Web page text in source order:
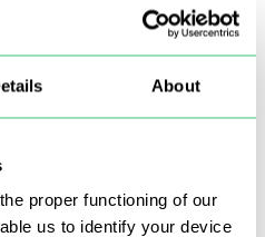
About
proper functioning of our
us to identify your device